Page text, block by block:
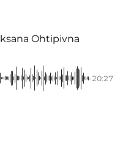
Ohtipivna
-20:27